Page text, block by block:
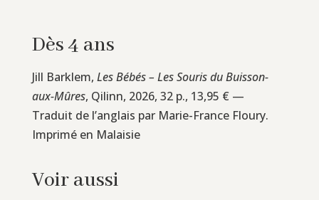
Dès 4 ans
Jill Barklem, Les Bébés – Les Souris du Buisson-
aux-Mûres, Qilinn, 2026, 32 p., 13,95 € —
Traduit de l’anglais par Marie-France Floury.
Imprimé en Malaisie
Voir aussi